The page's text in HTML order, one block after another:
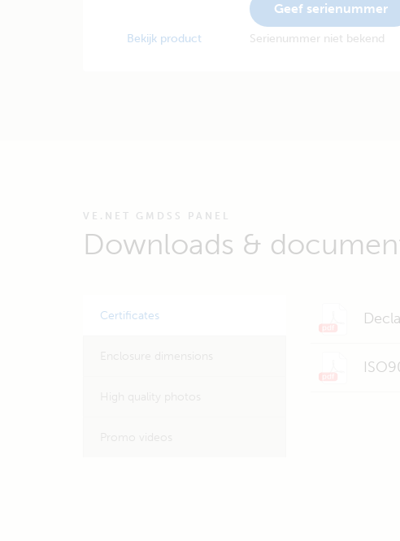
Bekijk product
Geef serienummer
Serienummer niet bekend
VE.NET GMDSS PANEL
Downloads &
Certificates